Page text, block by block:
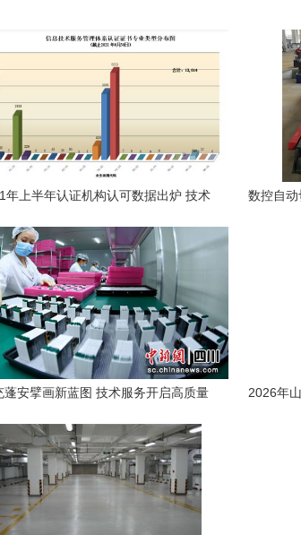
年上半年认证机构认可数据出炉 技术
数控自
蓬安擘画新蓝图 技术服务开启高质量
2026年